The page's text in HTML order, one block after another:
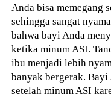
Anda bisa memegang
sehingga sangat
bahwa bayi Anda
ketika minum ASI.
ibu menjadi lebih
banyak bergerak.
setelah minum ASI